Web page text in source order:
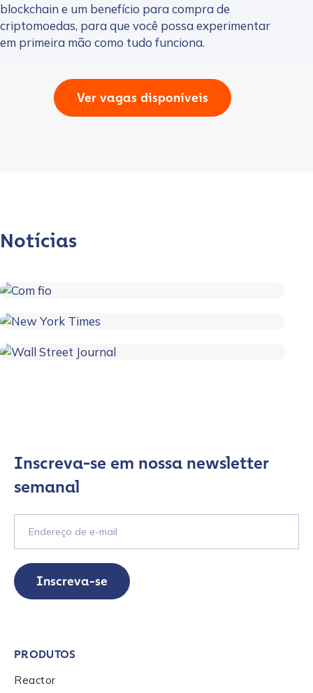
blockchain e um benefício para compra de
criptomoedas, para que você possa experimentar
em primeira mão como tudo funciona.
Ver vagas disponíveis
Notícias
Contact us
*
First Name
Inscreva-se em nossa newsletter
semanal
Inscreva-se
PRODUTOS
Reactor